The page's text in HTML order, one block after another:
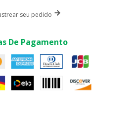
seu pedido
De Pagamento